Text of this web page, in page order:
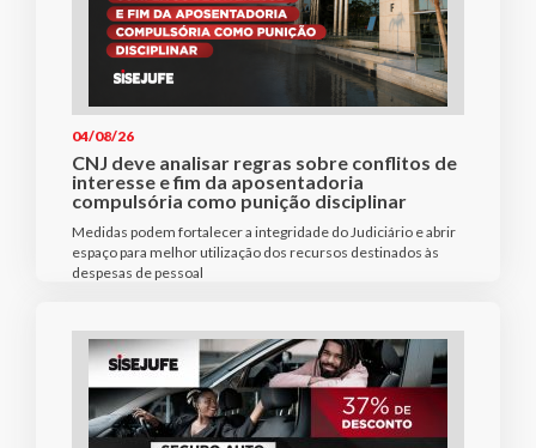
04/08/26
CNJ deve analisar regras sobre conflitos de
interesse e fim da aposentadoria
compulsória como punição disciplinar
Medidas podem fortalecer a integridade do Judiciário e abrir
espaço para melhor utilização dos recursos destinados às
despesas de pessoal